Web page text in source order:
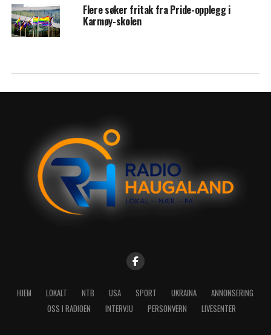
Flere søker fritak fra Pride-opplegg i
Karmøy-skolen
HJEM LOKALT NTB USA SPORT UKRAINA
ANNONSERING
OSS I RADIOEN
INTERVJU PERSONVERN LIVESENTER